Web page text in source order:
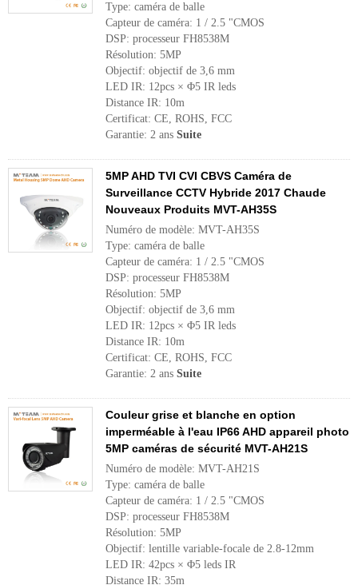
Type: caméra de balle
Capteur de caméra: 1 / 2.5 "CMOS
DSP: processeur FH8538M
Résolution: 5MP
Objectif: objectif de 3,6 mm
LED IR: 12pcs × Φ5 IR leds
Distance IR: 10m
Certificat: CE, ROHS, FCC
Garantie: 2 ans Suite
5MP AHD TVI CVI CBVS Caméra de
Surveillance CCTV Hybride 2017 Chaude
Nouveaux Produits MVT-AH35S
Numéro de modèle: MVT-AH35S
Type: caméra de balle
Capteur de caméra: 1 / 2.5 "CMOS
DSP: processeur FH8538M
Résolution: 5MP
Objectif: objectif de 3,6 mm
LED IR: 12pcs × Φ5 IR leds
Distance IR: 10m
Certificat: CE, ROHS, FCC
Garantie: 2 ans Suite
Couleur grise et blanche en option
imperméable à l'eau IP66 AHD appareil photo
5MP caméras de sécurité MVT-AH21S
Numéro de modèle: MVT-AH21S
Type: caméra de balle
Capteur de caméra: 1 / 2.5 "CMOS
DSP: processeur FH8538M
Résolution: 5MP
Objectif: lentille variable-focale de 2.8-12mm
LED IR: 42pcs × Φ5 leds IR
Distance IR: 35m